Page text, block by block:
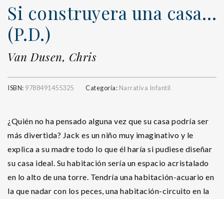
Si construyera una casa…
(P.D.)
Van Dusen, Chris
ISBN: 9788491455325 Categoría: Narrativa Infantil
¿Quién no ha pensado alguna vez que su casa podría ser
más divertida? Jack es un niño muy imaginativo y le
explica a su madre todo lo que él haría si pudiese diseñar
su casa ideal. Su habitación sería un espacio acristalado
en lo alto de una torre. Tendría una habitación-acuario en
la que nadar con los peces, una habitación-circuito en la